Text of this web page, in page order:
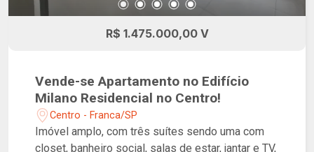
R$ 1.475.000,00 V
Vende-se Apartamento no Edifício
Milano Residencial no Centro!
Centro - Franca/SP
Imóvel amplo, com três suítes sendo uma com
closet, banheiro social, salas de estar, jantar e TV,